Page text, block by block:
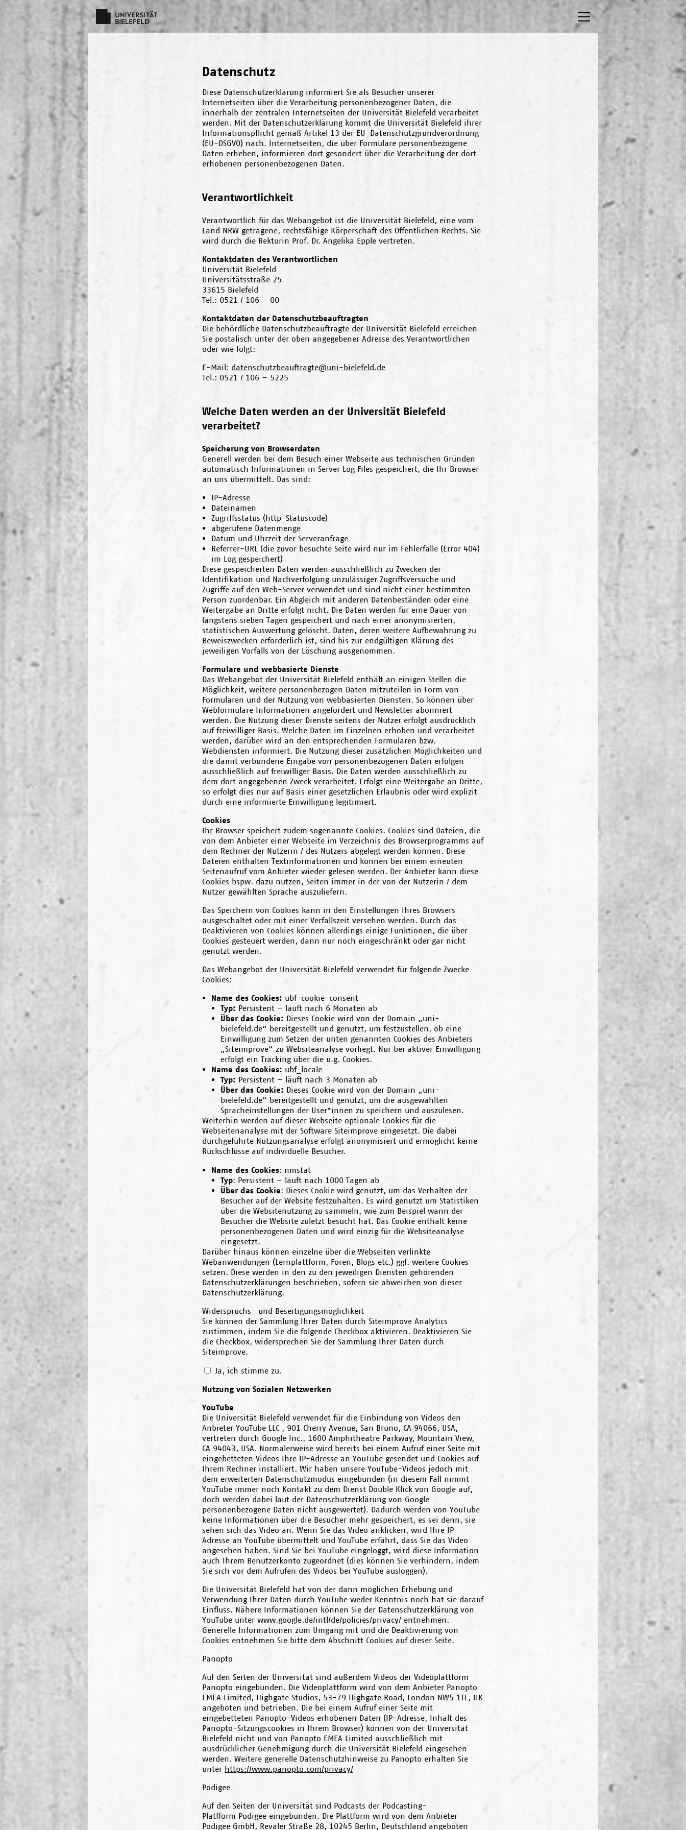
Datenschutz
Diese Datenschutzerklärung informiert Sie als Besucher unserer
Internetseiten über die Verarbeitung personenbezogener Daten, die
innerhalb der zentralen Internetseiten der Universität Bielefeld verarbeitet
werden. Mit der Datenschutzerklärung kommt die Universität Bielefeld ihrer
Informationspflicht gemäß Artikel 13 der EU-Datenschutzgrundverordnung
(EU-DSGVO) nach. Internetseiten, die über Formulare personenbezogene
Daten erheben, informieren dort gesondert über die Verarbeitung der dort
erhobenen personenbezogenen Daten.
Verantwortlichkeit
Verantwortlich für das Webangebot ist die Universität Bielefeld, eine vom
Land NRW getragene, rechtsfähige Körperschaft des Öffentlichen Rechts. Sie
wird durch die Rektorin Prof. Dr. Angelika Epple vertreten.
Kontaktdaten des Verantwortlichen
Universität Bielefeld
Universitätsstraße 25
33615 Bielefeld
Tel.: 0521 / 106 – 00
Kontaktdaten der Datenschutzbeauftragten
Die behördliche Datenschutzbeauftragte der Universität Bielefeld erreichen
Sie postalisch unter der oben angegebener Adresse des Verantwortlichen
oder wie folgt:
E-Mail: datenschutzbeauftragte@uni-bielefeld.de
Tel.: 0521 / 106 – 5225
Welche Daten werden an der Universität Bielefeld
verarbeitet?
Speicherung von Browserdaten
Generell werden bei dem Besuch einer Webseite aus technischen Gründen
automatisch Informationen in Server Log Files gespeichert, die Ihr Browser
an uns übermittelt. Das sind:
IP-Adresse
Dateinamen
Zugriffsstatus (http-Statuscode)
abgerufene Datenmenge
Datum und Uhrzeit der Serveranfrage
Referrer-URL (die zuvor besuchte Seite wird nur im Fehlerfalle (Error 404)
im Log gespeichert)
Diese gespeicherten Daten werden ausschließlich zu Zwecken der
Identifikation und Nachverfolgung unzulässiger Zugriffsversuche und
Zugriffe auf den Web-Server verwendet und sind nicht einer bestimmten
Person zuordenbar. Ein Abgleich mit anderen Datenbeständen oder eine
Weitergabe an Dritte erfolgt nicht. Die Daten werden für eine Dauer von
längstens sieben Tagen gespeichert und nach einer anonymisierten,
statistischen Auswertung gelöscht. Daten, deren weitere Aufbewahrung zu
Beweiszwecken erforderlich ist, sind bis zur endgültigen Klärung des
jeweiligen Vorfalls von der Löschung ausgenommen.
Formulare und webbasierte Dienste
Das Webangebot der Universität Bielefeld enthält an einigen Stellen die
Möglichkeit, weitere personenbezogen Daten mitzuteilen in Form von
Formularen und der Nutzung von webbasierten Diensten. So können über
Webformulare Informationen angefordert und Newsletter abonniert
werden. Die Nutzung dieser Dienste seitens der Nutzer erfolgt ausdrücklich
auf freiwilliger Basis. Welche Daten im Einzelnen erhoben und verarbeitet
werden, darüber wird an den entsprechenden Formularen bzw.
Webdiensten informiert. Die Nutzung dieser zusätzlichen Möglichkeiten und
die damit verbundene Eingabe von personenbezogenen Daten erfolgen
ausschließlich auf freiwilliger Basis. Die Daten werden ausschließlich zu
dem dort angegebenen Zweck verarbeitet. Erfolgt eine Weitergabe an Dritte,
so erfolgt dies nur auf Basis einer gesetzlichen Erlaubnis oder wird explizit
durch eine informierte Einwilligung legitimiert.
Cookies
Ihr Browser speichert zudem sogenannte Cookies. Cookies sind Dateien, die
von dem Anbieter einer Webseite im Verzeichnis des Browserprogramms auf
dem Rechner der Nutzerin / des Nutzers abgelegt werden können. Diese
Dateien enthalten Textinformationen und können bei einem erneuten
Seitenaufruf vom Anbieter wieder gelesen werden. Der Anbieter kann diese
Cookies bspw. dazu nutzen, Seiten immer in der von der Nutzerin / dem
Nutzer gewählten Sprache auszuliefern.
Das Speichern von Cookies kann in den Einstellungen Ihres Browsers
ausgeschaltet oder mit einer Verfallszeit versehen werden. Durch das
Deaktivieren von Cookies können allerdings einige Funktionen, die über
Cookies gesteuert werden, dann nur noch eingeschränkt oder gar nicht
genutzt werden.
Das Webangebot der Universität Bielefeld verwendet für folgende Zwecke
Cookies:
Name des Cookies: ubf-cookie-consent
Typ: Persistent – läuft nach 6 Monaten ab
Über das Cookie: Dieses Cookie wird von der Domain „uni-
bielefeld.de“ bereitgestellt und genutzt, um festzustellen, ob eine
Einwilligung zum Setzen der unten genannten Cookies des Anbieters
„Siteimprove“ zu Websiteanalyse vorliegt. Nur bei aktiver Einwilligung
erfolgt ein Tracking über die u.g. Cookies.
Name des Cookies: ubf_locale
Typ: Persistent – läuft nach 3 Monaten ab
Über das Cookie: Dieses Cookie wird von der Domain „uni-
bielefeld.de“ bereitgestellt und genutzt, um die ausgewählten
Spracheinstellungen der User*innen zu speichern und auszulesen.
Weiterhin werden auf dieser Webseite optionale Cookies für die
Webseitenanalyse mit der Software Siteimprove eingesetzt. Die dabei
durchgeführte Nutzungsanalyse erfolgt anonymisiert und ermöglicht keine
Rückschlüsse auf individuelle Besucher.
Name des Cookies: nmstat
Typ: Persistent – läuft nach 1000 Tagen ab
Über das Cookie: Dieses Cookie wird genutzt, um das Verhalten der
Besucher auf der Website festzuhalten. Es wird genutzt um Statistiken
über die Websitenutzung zu sammeln, wie zum Beispiel wann der
Besucher die Website zuletzt besucht hat. Das Cookie enthält keine
personenbezogenen Daten und wird einzig für die Websiteanalyse
eingesetzt.
Darüber hinaus können einzelne über die Webseiten verlinkte
Webanwendungen (Lernplattform, Foren, Blogs etc.) ggf. weitere Cookies
setzen. Diese werden in den zu den jeweiligen Diensten gehörenden
Datenschutzerklärungen beschrieben, sofern sie abweichen von dieser
Datenschutzerklärung.
Widerspruchs- und Beseitigungsmöglichkeit
Sie können der Sammlung Ihrer Daten durch Siteimprove Analytics
zustimmen, indem Sie die folgende Checkbox aktivieren. Deaktivieren Sie
die Checkbox, widersprechen Sie der Sammlung Ihrer Daten durch
Siteimprove.
Ja, ich stimme zu.
Nutzung von Sozialen Netzwerken
YouTube
Die Universität Bielefeld verwendet für die Einbindung von Videos den
Anbieter YouTube LLC , 901 Cherry Avenue, San Bruno, CA 94066, USA,
vertreten durch Google Inc., 1600 Amphitheatre Parkway, Mountain View,
CA 94043, USA. Normalerweise wird bereits bei einem Aufruf einer Seite mit
eingebetteten Videos Ihre IP-Adresse an YouTube gesendet und Cookies auf
Ihrem Rechner installiert. Wir haben unsere YouTube-Videos jedoch mit
dem erweiterten Datenschutzmodus eingebunden (in diesem Fall nimmt
YouTube immer noch Kontakt zu dem Dienst Double Klick von Google auf,
doch werden dabei laut der Datenschutzerklärung von Google
personenbezogene Daten nicht ausgewertet). Dadurch werden von YouTube
keine Informationen über die Besucher mehr gespeichert, es sei denn, sie
sehen sich das Video an. Wenn Sie das Video anklicken, wird Ihre IP-
Adresse an YouTube übermittelt und YouTube erfährt, dass Sie das Video
angesehen haben. Sind Sie bei YouTube eingeloggt, wird diese Information
auch Ihrem Benutzerkonto zugeordnet (dies können Sie verhindern, indem
Sie sich vor dem Aufrufen des Videos bei YouTube ausloggen).
Die Universität Bielefeld hat von der dann möglichen Erhebung und
Verwendung Ihrer Daten durch YouTube weder Kenntnis noch hat sie darauf
Einfluss. Nähere Informationen können Sie der Datenschutzerklärung von
YouTube unter www.google.de/intl/de/policies/privacy/ entnehmen.
Generelle Informationen zum Umgang mit und die Deaktivierung von
Cookies entnehmen Sie bitte dem Abschnitt Cookies auf dieser Seite.
Panopto
Auf den Seiten der Universität sind außerdem Videos der Videoplattform
Panopto eingebunden. Die Videoplattform wird von dem Anbieter Panopto
EMEA Limited, Highgate Studios, 53-79 Highgate Road, London NW5 1TL, UK
angeboten und betrieben. Die bei einem Aufruf einer Seite mit
eingebetteten Panopto-Videos erhobenen Daten (IP-Adresse, Inhalt des
Panopto-Sitzungscookies in Ihrem Browser) können von der Universität
Bielefeld nicht und von Panopto EMEA Limited ausschließlich mit
ausdrücklicher Genehmigung durch die Universität Bielefeld eingesehen
werden. Weitere generelle Datenschutzhinweise zu Panopto erhalten Sie
unter https://www.panopto.com/privacy/
Podigee
Auf den Seiten der Universität sind Podcasts der Podcasting-
Platfform Podigee eingebunden. Die Plattform wird von dem Anbieter
Podigee GmbH, Revaler Straße 28, 10245 Berlin, Deutschland angeboten